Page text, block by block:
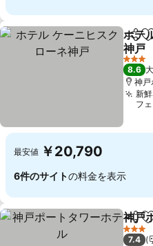
シェア
ホテ
神戸
3 ホテ
8.6
神
新
フェ
最安値 ￥20,790
6件のサイトの料金を表示
シェア
神戸
3 ホテ
7.4